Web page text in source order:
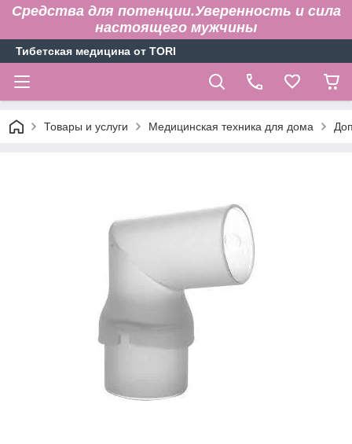
Средства для потенции.Уверенность и сила
настоящего мужчины
Тибетская медицина от TORI
Товары и услуги Медицинская техника для дома